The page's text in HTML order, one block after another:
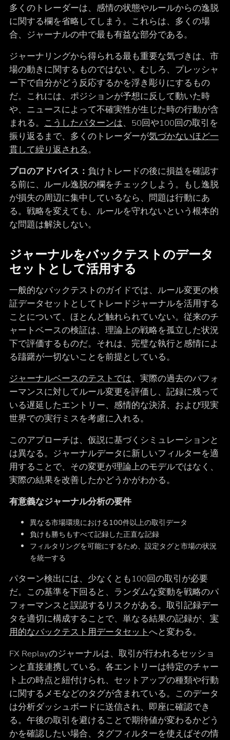
多くのトレーダーは、感情の状態やルールからの逸脱
に関する欄を省略してしまう。これらは、多くの場
合、ジャーナルの中で最も有益な部分である。
ジャーナリングから得られる最も重要な気づきは、市
場の動きに関するものではない。むしろ、プレッシャ
ー下で自分がどう反応するかを浮き彫りにするもの
だ。これには、ポジションが予想に反して動いた時
や、ニュースによって不確実性が生じた時の行動が含
まれる。 こうしたパターンは、50回や100回の取引を
振り返るまで、多くのトレーダーが気づかないほど一
貫して繰り返される。
プロのアドバイス： 負けトレードの後に損益を確認す
る前に、ルール逸脱の欄をチェックしよう。もし逸脱
が損失の周辺に集中しているなら、問題は行動にあ
る。戦略を変えても、ルールを守れないという根本的
な問題は解決しない。
ジャーナルをバックテストのデータ
セットとして活用する
一般的なバックテストのガイドでは、ルール変更の検
証データセットとしてトレードジャーナルを活用する
ことについて、ほとんど触れられていない。従来のチ
ャートベースの検証は、理論上の戦略を孤立した状況
下で評価するものだ。それは、完璧な執行と感情によ
る躊躇が一切ないことを前提としている。
ジャーナルベースのテストでは、実際の過去のパフォ
ーマンスに対してルール変更を評価し、記録に残って
いる遅延したエントリー、感情的な決済、および現実
世界での実行ミスを考慮に入れる。
このアプローチは、仮説に基づくシミュレーションと
は異なる。ジャーナルデータに新しいフィルターを適
用することで、その変更が理論上のモデルではなく、
実際の結果を改善したかどうかがわかる。
有意義なジャーナル分析の要件
異なる市場環境における100件以上の取引データ
負けも勝ちもすべて記録した正直な記録
フィルタリングを可能にするため、設定タグと市場の状況
を統一する
パターン検出には、少なくとも100回の取引が必要
だ。この基準を下回ると、ランダムな変動を戦略のパ
フォーマンスと誤認するリスクがある。取引記録デー
タを適切に構成することで、単なる結果の記録が、 実
用的なバックテスト用データセットへと変わる。
FX Replayのジャーナルは、取引が行われるセッショ
ンと直接連携している。各エントリーは特定のチャー
ト上の時点と紐付けられ、セットアップの種類や行動
に関するメモなどのタグが含まれている。このデータ
は分析ダッシュボードに送信され、即座に確認でき
る。午後の取引を避けることで期待値が変わるかどう
かを確認したい場合、タグフィルターを使えばその情